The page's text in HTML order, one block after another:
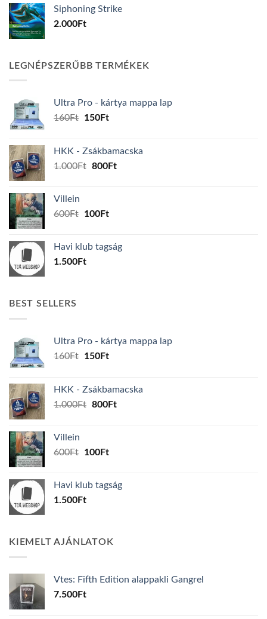
Siphoning Strike
2.000Ft
LEGNÉPSZERŰBB TERMÉKEK
Ultra Pro - kártya mappa lap
160Ft
Original
160Ft.
150FtCurrent
150Ft.
HKK - Zsákbamacska
1.000Ft Original
800FtCurrent
Villein
600Ft
Original
600Ft.
100FtCurrent
100Ft.
Havi klub tagság
1.500Ft
BEST SELLERS
Ultra Pro - kártya mappa lap
160Ft
Original
160Ft.
150FtCurrent
150Ft.
HKK - Zsákbamacska
1.000Ft Original
800FtCurrent
Villein
600Ft
Original
600Ft.
100FtCurrent
100Ft.
Havi klub tagság
1.500Ft
KIEMELT AJÁNLATOK
Vtes: Fifth Edition alappakli Gangrel
7.500Ft